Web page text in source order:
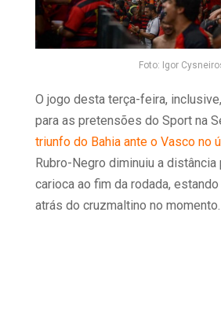
Foto: Igor
O jogo desta terça-feira,
para as pretensões do Sport na
triunfo do Bahia ante o Vasco no
Rubro-Negro diminuiu a distância
carioca ao fim da rodada,
atrás do cruzmaltino no momento.